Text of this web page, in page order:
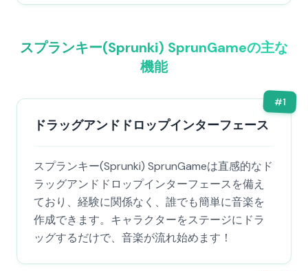
スプランキー(Sprunki) SprunGameの主な
機能
#1
ドラッグアンドドロップインターフェース
スプランキー(Sprunki) SprunGameは直感的なド
ラッグアンドドロップインターフェースを備え
ており、経験に関係なく、誰でも簡単に音楽を
作成できます。キャラクターをステージにドラ
ッグするだけで、音楽が流れ始めます！